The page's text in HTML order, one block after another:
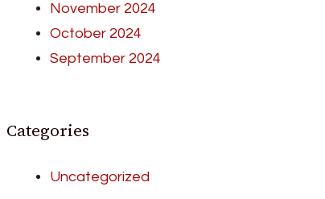
November 2024
October 2024
September 2024
Categories
Uncategorized